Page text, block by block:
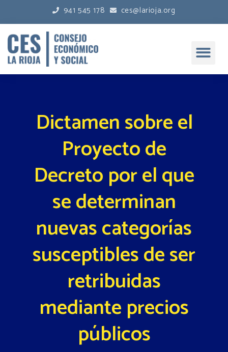
941 545 178 ces@larioja.org
Dictamen sobre el
Proyecto de
Decreto por el que
se determinan
nuevas categorías
susceptibles de ser
retribuidas
mediante precios
públicos